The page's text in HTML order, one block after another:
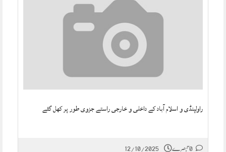
راولپنڈی و اسلام آباد کے داخلی و خارجی راستے جزوی طور پر کھل گئے
12/10/2025